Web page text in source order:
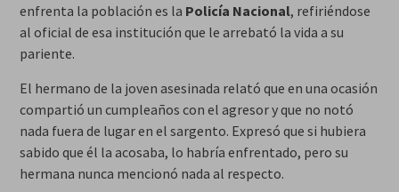
enfrenta la población es la Policía Nacional, refiriéndose
al oficial de esa institución que le arrebató la vida a su
pariente.
El hermano de la joven asesinada relató que en una ocasión
compartió un cumpleaños con el agresor y que no notó
nada fuera de lugar en el sargento. Expresó que si hubiera
sabido que él la acosaba, lo habría enfrentado, pero su
hermana nunca mencionó nada al respecto.